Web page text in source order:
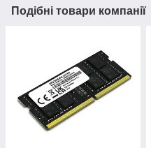
Подібні товари компанії